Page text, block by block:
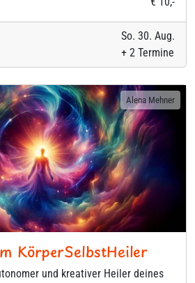
So. 30. Aug.
+ 2 Termine
Alena Mehner
KörperSelbstHeiler
und kreativer Heiler deines